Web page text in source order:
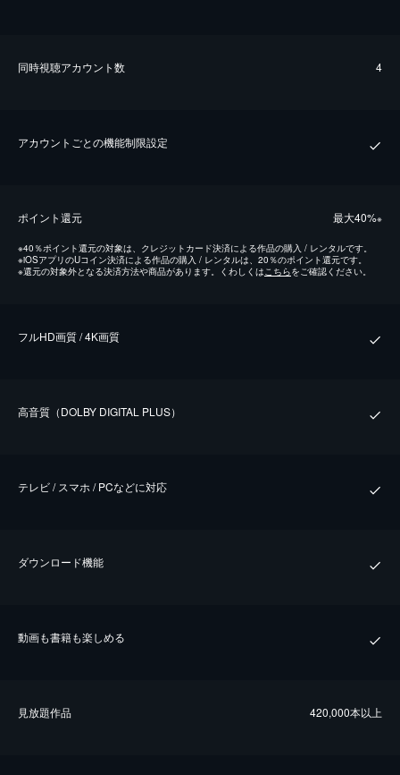
同時視聴アカウント数 4
アカウントごとの機能制限設定
ポイント還元 最⼤40%※
※40％ポイント還元の対象は、クレジットカード決済による作品の購入 / レンタルです。
※iOSアプリのUコイン決済による作品の購入 / レンタルは、20％のポイント還元です。
※還元の対象外となる決済方法や商品があります。くわしくは こちらをご確認ください。
フルHD画質 / 4K画質
⾼⾳質（DOLBY DIGITAL PLUS）
テレビ / スマホ / PCなどに対応
ダウンロード機能
動画も書籍も楽しめる
⾒放題作品 420,000本以上